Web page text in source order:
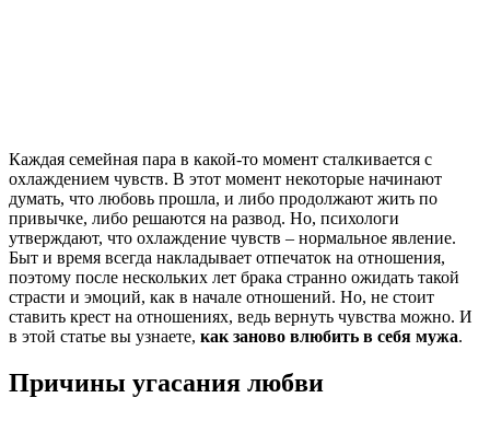
Каждая семейная пара в какой-то момент сталкивается с
охлаждением чувств. В этот момент некоторые начинают
думать, что любовь прошла, и либо продолжают жить по
привычке, либо решаются на развод. Но, психологи
утверждают, что охлаждение чувств – нормальное явление.
Быт и время всегда накладывает отпечаток на отношения,
поэтому после нескольких лет брака странно ожидать такой
страсти и эмоций, как в начале отношений. Но, не стоит
ставить крест на отношениях, ведь вернуть чувства можно. И
в этой статье вы узнаете, как заново влюбить в себя мужа.
Причины угасания любви